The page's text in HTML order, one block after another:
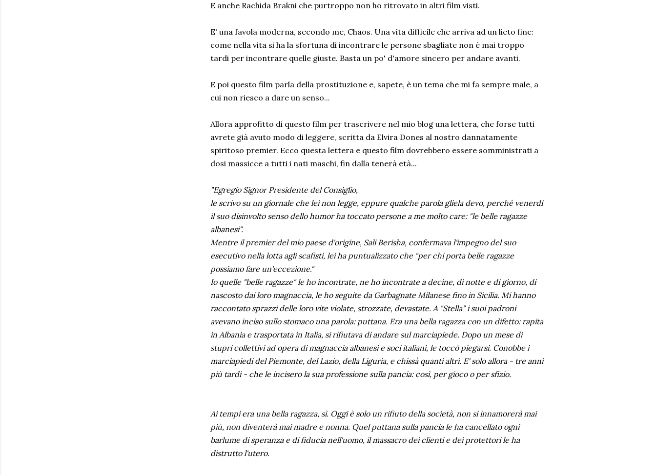
E anche Rachida Brakni che purtroppo non ho ritrovato in altri film visti.
E' una favola moderna, secondo me, Chaos. Una vita difficile che arriva ad un lieto fine:
come nella vita si ha la sfortuna di incontrare le persone sbagliate non è mai troppo
tardi per incontrare quelle giuste. Basta un po' d'amore sincero per andare avanti.
E poi questo film parla della prostituzione e, sapete, è un tema che mi fa sempre male, a
cui non riesco a dare un senso...
Allora approfitto di questo film per trascrivere nel mio blog una lettera, che forse tutti
avrete già avuto modo di leggere, scritta da Elvira Dones al nostro dannatamente
spiritoso premier. Ecco questa lettera e questo film dovrebbero essere somministrati a
dosi massicce a tutti i nati maschi, fin dalla tenerà età...
"Egregio Signor Presidente del Consiglio,
le scrivo su un giornale che lei non legge, eppure qualche parola gliela devo, perché venerdì
il suo disinvolto senso dello humor ha toccato persone a me molto care: "le belle ragazze
albanesi".
Mentre il premier del mio paese d'origine, Sali Berisha, confermava l'impegno del suo
esecutivo nella lotta agli scafisti, lei ha puntualizzato che "per chi porta belle ragazze
possiamo fare un'eccezione."
Io quelle "belle ragazze" le ho incontrate, ne ho incontrate a decine, di notte e di giorno, di
nascosto dai loro magnaccia, le ho seguite da Garbagnate Milanese fino in Sicilia. Mi hanno
raccontato sprazzi delle loro vite violate, strozzate, devastate. A "Stella" i suoi padroni
avevano inciso sullo stomaco una parola: puttana. Era una bella ragazza con un difetto: rapita
in Albania e trasportata in Italia, si rifiutava di andare sul marciapiede. Dopo un mese di
stupri collettivi ad opera di magnaccia albanesi e soci italiani, le toccò piegarsi. Conobbe i
marciapiedi del Piemonte, del Lazio, della Liguria, e chissà quanti altri. E' solo allora - tre anni
più tardi - che le incisero la sua professione sulla pancia: così, per gioco o per sfizio.
Ai tempi era una bella ragazza, sì. Oggi è solo un rifiuto della società, non si innamorerà mai
più, non diventerà mai madre e nonna. Quel puttana sulla pancia le ha cancellato ogni
barlume di speranza e di fiducia nell'uomo, il massacro dei clienti e dei protettori le ha
distrutto l'utero.